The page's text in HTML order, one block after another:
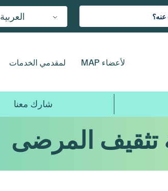
العربية
لأعضاء MAP لمقدمي الخدمات
شارك معنا
تثقيف المرضى